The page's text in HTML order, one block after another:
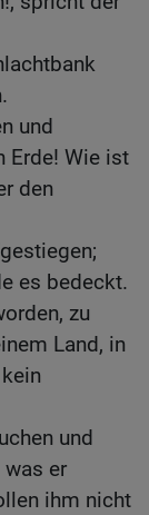
und
Erde! Wie ist
den
es bedeckt.
zu
Land, in
und
was er
ihm nicht